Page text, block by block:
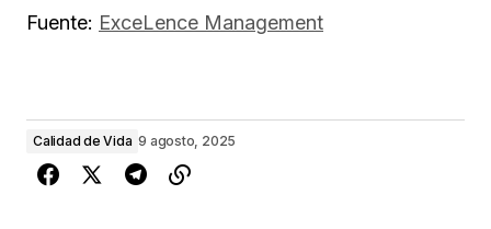
Fuente: ExceLence Management
Calidad de Vida 9 agosto, 2025